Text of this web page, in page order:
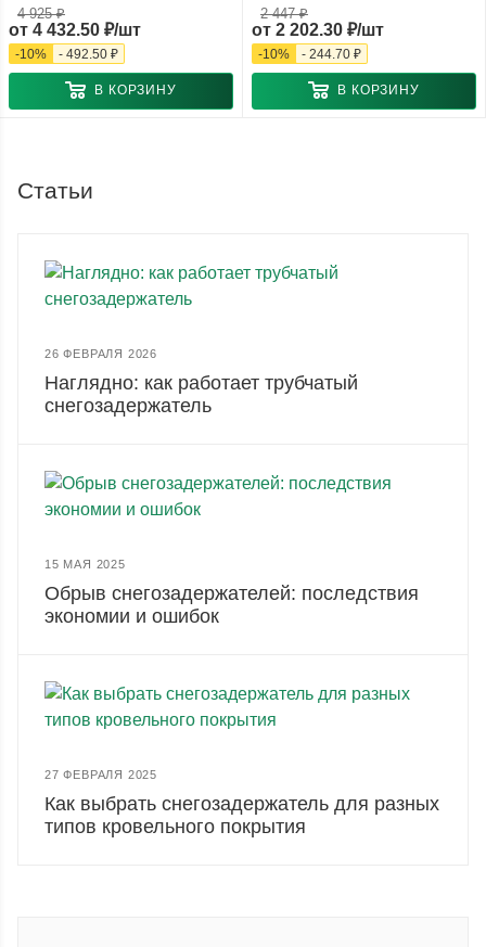
от 4 432.50 ₽/шт
4 925 ₽
-10% - 492.50 ₽
В КОРЗИНУ
от 2 202.30 ₽/шт
2 447 ₽
-10% - 244.70 ₽
В КОРЗИНУ
Статьи
26 ФЕВРАЛЯ 2026
Наглядно: как работает трубчатый
снегозадержатель
15 МАЯ 2025
Обрыв снегозадержателей: последствия
экономии и ошибок
27 ФЕВРАЛЯ 2025
Как выбрать снегозадержатель для разных
типов кровельного покрытия